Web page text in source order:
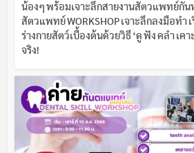
น้องๆ พร้อมเจาะลึกสายงานสัตวแพทย์กัน
สัตวแพทย์ WORKSHOP เจาะลึกลงมือทำ
ร่างกายสัตว์เบื้องต้นด้วยวิธี ‘ดู ฟัง คลำ เค
จริง!